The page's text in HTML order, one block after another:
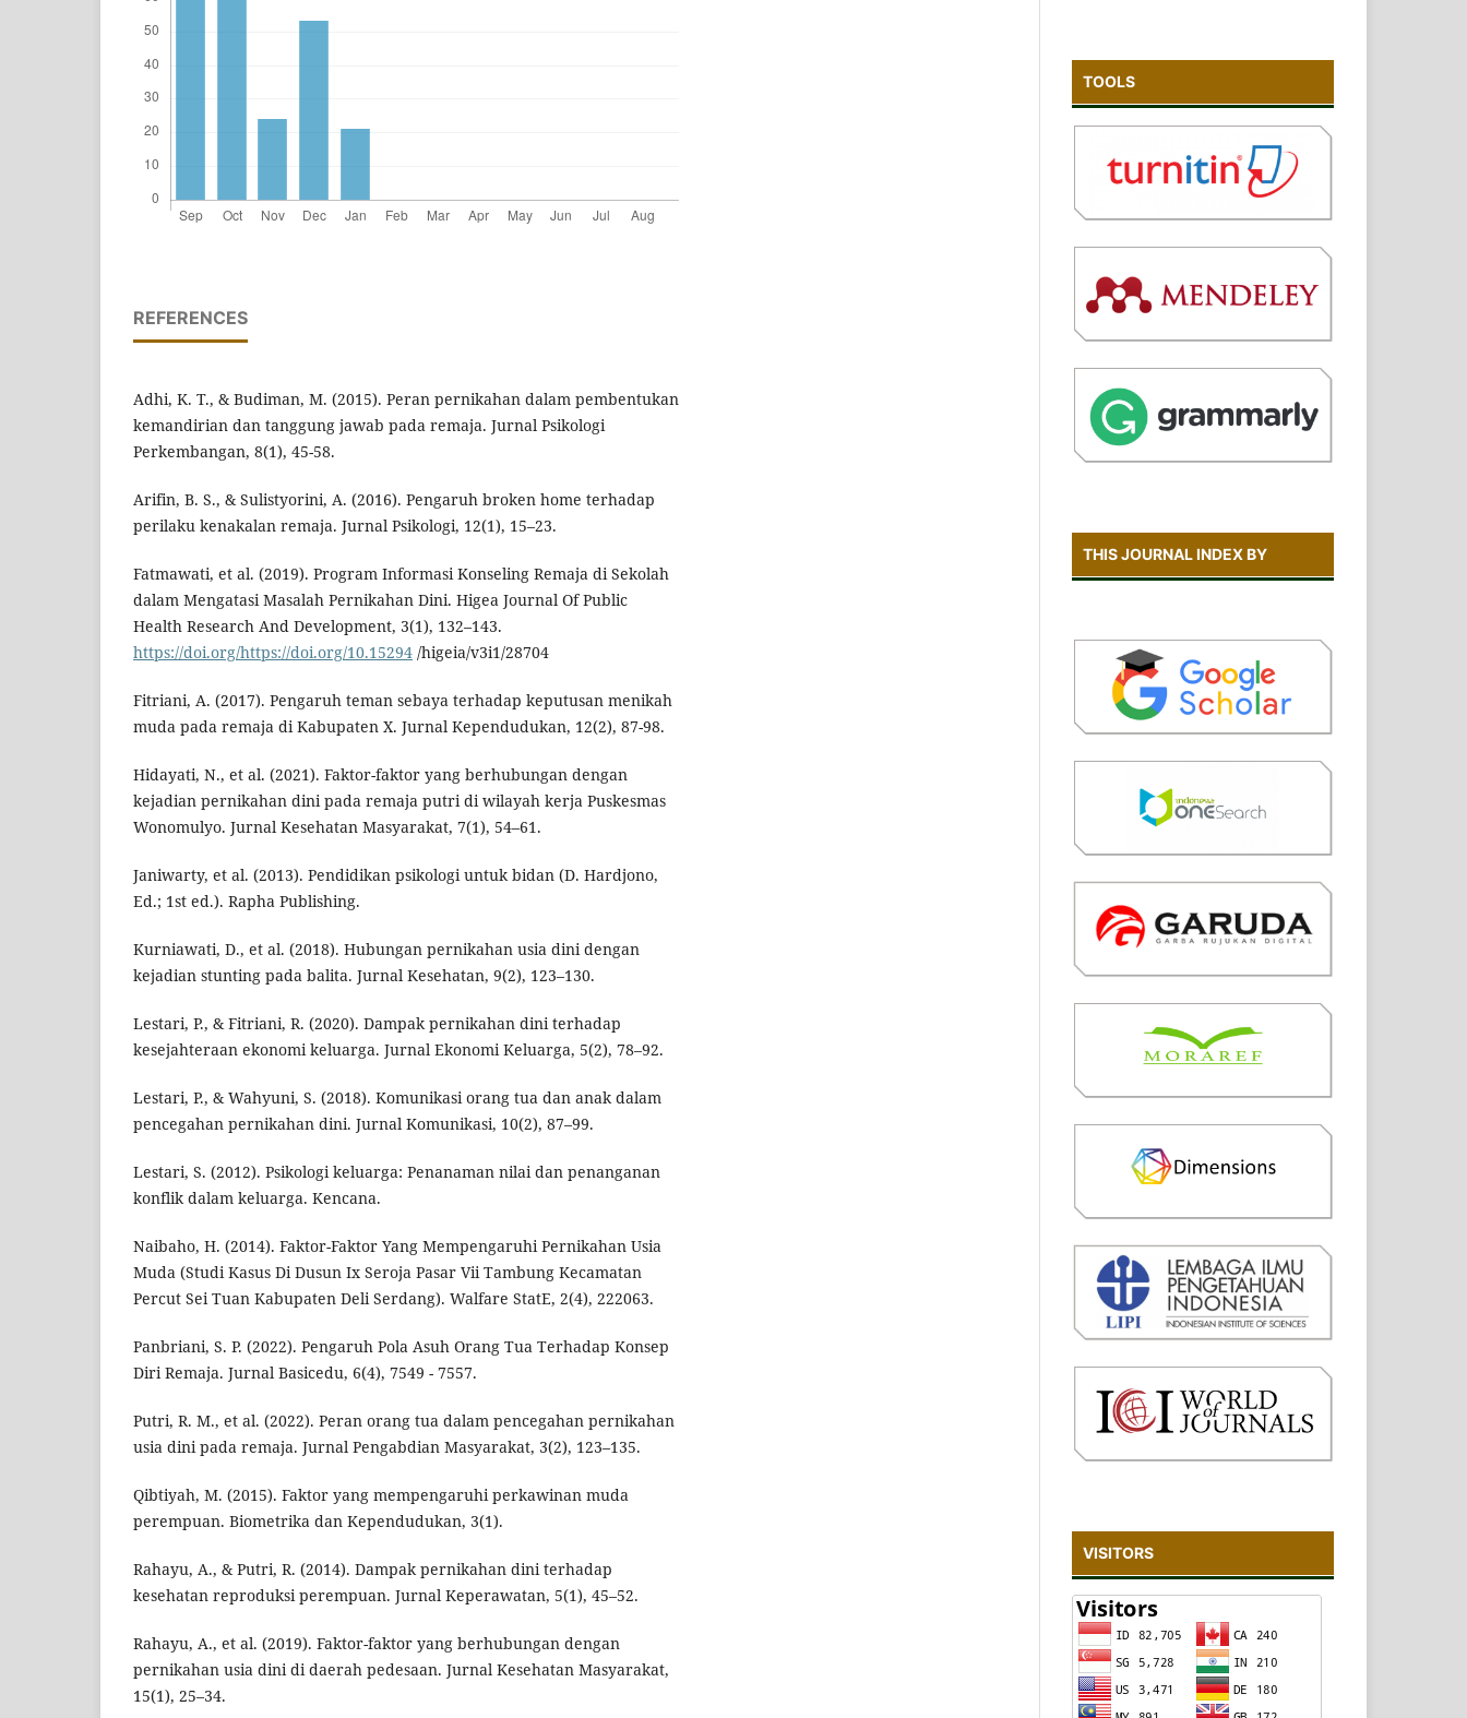
REFERENCES
Adhi, K. T., & Budiman, M. (2015). Peran pernikahan dalam pembentukan
kemandirian dan tanggung jawab pada remaja. Jurnal Psikologi
Perkembangan, 8(1), 45-58.
Arifin, B. S., & Sulistyorini, A. (2016). Pengaruh broken home terhadap
perilaku kenakalan remaja. Jurnal Psikologi, 12(1), 15–23.
Fatmawati, et al. (2019). Program Informasi Konseling Remaja di Sekolah
dalam Mengatasi Masalah Pernikahan Dini. Higea Journal Of Public
Health Research And Development, 3(1), 132–143.
https://doi.org/https://doi.org/10.15294 /higeia/v3i1/28704
Fitriani, A. (2017). Pengaruh teman sebaya terhadap keputusan menikah
muda pada remaja di Kabupaten X. Jurnal Kependudukan, 12(2), 87-98.
Hidayati, N., et al. (2021). Faktor-faktor yang berhubungan dengan
kejadian pernikahan dini pada remaja putri di wilayah kerja Puskesmas
Wonomulyo. Jurnal Kesehatan Masyarakat, 7(1), 54–61.
Janiwarty, et al. (2013). Pendidikan psikologi untuk bidan (D. Hardjono,
Ed.; 1st ed.). Rapha Publishing.
Kurniawati, D., et al. (2018). Hubungan pernikahan usia dini dengan
kejadian stunting pada balita. Jurnal Kesehatan, 9(2), 123–130.
Lestari, P., & Fitriani, R. (2020). Dampak pernikahan dini terhadap
kesejahteraan ekonomi keluarga. Jurnal Ekonomi Keluarga, 5(2), 78–92.
Lestari, P., & Wahyuni, S. (2018). Komunikasi orang tua dan anak dalam
pencegahan pernikahan dini. Jurnal Komunikasi, 10(2), 87–99.
Lestari, S. (2012). Psikologi keluarga: Penanaman nilai dan penanganan
konflik dalam keluarga. Kencana.
Naibaho, H. (2014). Faktor-Faktor Yang Mempengaruhi Pernikahan Usia
Muda (Studi Kasus Di Dusun Ix Seroja Pasar Vii Tambung Kecamatan
Percut Sei Tuan Kabupaten Deli Serdang). Walfare StatE, 2(4), 222063.
Panbriani, S. P. (2022). Pengaruh Pola Asuh Orang Tua Terhadap Konsep
Diri Remaja. Jurnal Basicedu, 6(4), 7549 - 7557.
Putri, R. M., et al. (2022). Peran orang tua dalam pencegahan pernikahan
usia dini pada remaja. Jurnal Pengabdian Masyarakat, 3(2), 123–135.
Qibtiyah, M. (2015). Faktor yang mempengaruhi perkawinan muda
perempuan. Biometrika dan Kependudukan, 3(1).
Rahayu, A., & Putri, R. (2014). Dampak pernikahan dini terhadap
kesehatan reproduksi perempuan. Jurnal Keperawatan, 5(1), 45–52.
Rahayu, A., et al. (2019). Faktor-faktor yang berhubungan dengan
pernikahan usia dini di daerah pedesaan. Jurnal Kesehatan Masyarakat,
15(1), 25–34.
TOOLS
THIS JOURNAL INDEX BY
VISITORS